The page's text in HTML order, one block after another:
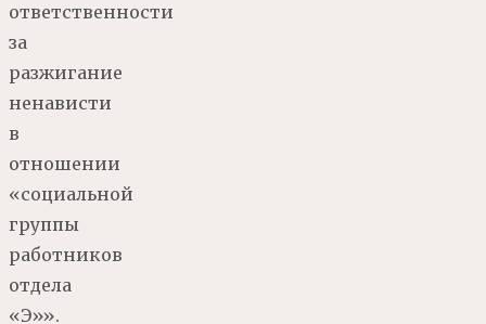
ответственности
за
разжигание
ненависти
в
отношении
«социальной
группы
работников
отдела
«Э»».